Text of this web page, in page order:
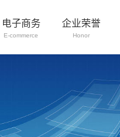
电子商务
E-commerce
企业荣誉
Honor